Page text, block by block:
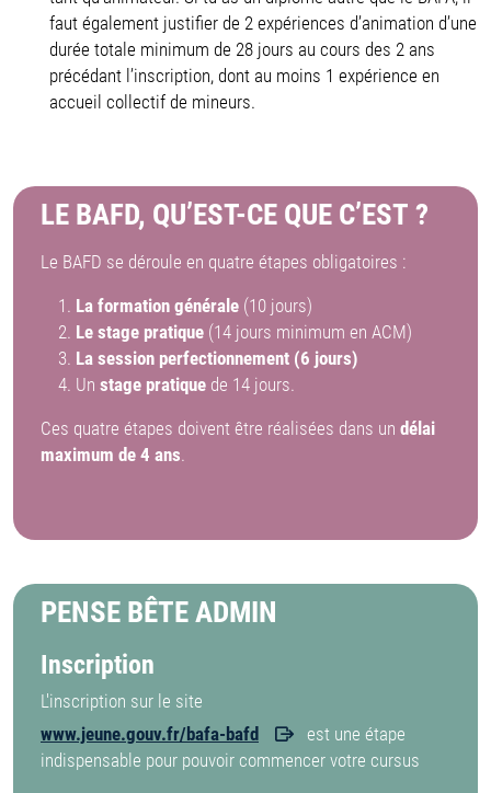
faut également justifier de 2 expériences d’animation d’une
durée totale minimum de 28 jours au cours des 2 ans
précédant l’inscription, dont au moins 1 expérience en
accueil collectif de mineurs.
LE BAFD, QU’EST-CE QUE C’EST ?
Le BAFD se déroule en quatre étapes obligatoires :
La formation générale (10 jours)
Le stage pratique (14 jours minimum en ACM)
La session perfectionnement (6 jours)
Un stage pratique de 14 jours.
Ces quatre étapes doivent être réalisées dans un délai
maximum de 4 ans.
PENSE BÊTE ADMIN
Inscription
L'inscription sur le site
www.jeune.gouv.fr/bafa-bafd
est une étape
indispensable pour pouvoir commencer votre cursus